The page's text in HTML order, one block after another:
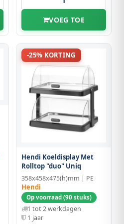
VOEG TOE
-25% KORTING
Hendi Koeldisplay Met
Rolltop "duo" Uniq
358x458x475(h)mm | PE
Hendi
Op voorraad (90 stuks)
1 tot 2 werkdagen
1 jaar